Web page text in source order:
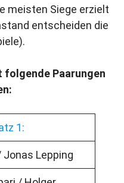
meisten Siege erzielt
entscheiden die
folgende Paarungen
1:
Lepping